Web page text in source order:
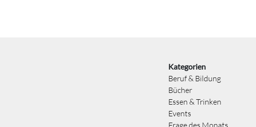
Kategorien
Beruf & Bildung
Bücher
Essen & Trinken
Events